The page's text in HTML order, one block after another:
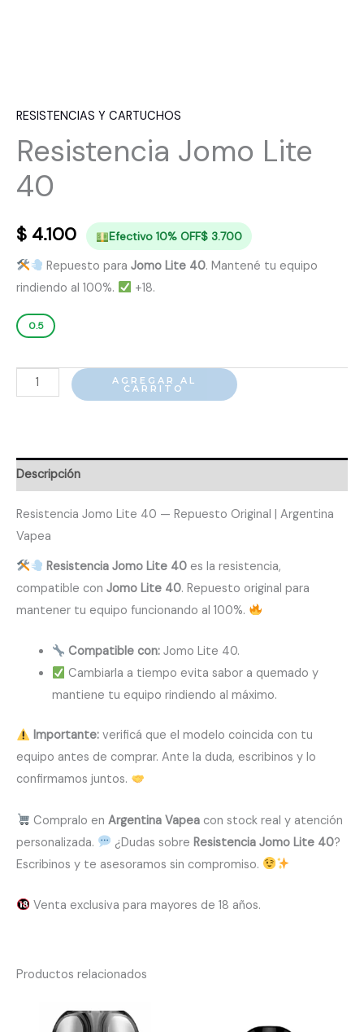
RESISTENCIAS Y CARTUCHOS
Resistencia Jomo Lite
40
$ 4.100 Efectivo 10% OFF$3.700
Repuesto paraJomo Lite 40. Mantené tu equipo
rindiendo al 100%.
+18.
0.5
Resistencia
Jomo
cantidad
AGREGAR AL
CARRITO
Descripción
Resistencia Jomo Lite 40 — Repuesto Original | Argentina
Vapea
Resistencia Jomo Lite 40 es la resistencia,
compatible con Jomo Lite 40. Repuesto original para
mantener tu equipo funcionando al 100%.
Compatible con: Jomo Lite 40.
Cambiarla a tiempo evita sabor a quemado y
mantiene tu equipo rindiendo al máximo.
Importante:verificá que el modelo coincida con tu
equipo antes de comprar. Ante la duda, escribinos y lo
confirmamos juntos.
Compralo en Argentina Vapeacon stock real y atención
personalizada.
¿Dudas sobre Resistencia Jomo Lite 40?
Escribinos y te asesoramos sin compromiso.
Venta exclusiva para mayores de 18 años.
Productos relacionados